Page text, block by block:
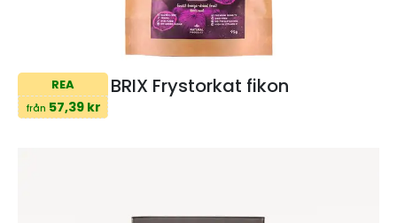
REA
från 57,39 kr
BRIX Frystorkat fikon